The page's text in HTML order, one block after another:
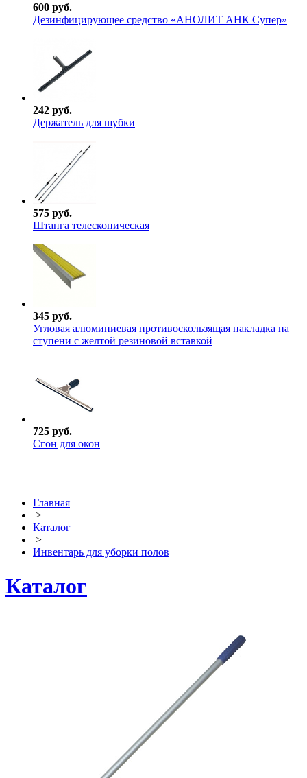
600 руб.
Дезинфицирующее средство «АНОЛИТ АНК Супер»
242 руб.
Держатель для шубки
575 руб.
Штанга телескопическая
345 руб.
Угловая алюминиевая противоскользящая накладка на
ступени с желтой резиновой вставкой
725 руб.
Сгон для окон
Главная
>
Каталог
>
Инвентарь для уборки полов
Каталог